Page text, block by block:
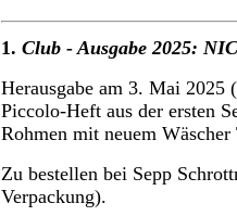
1. Club - Ausgabe 2025:
Herausgabe am 3. Mai
Piccolo-Heft aus der ersten
Rohmen mit neuem
Zu bestellen bei Sepp
Verpackung).